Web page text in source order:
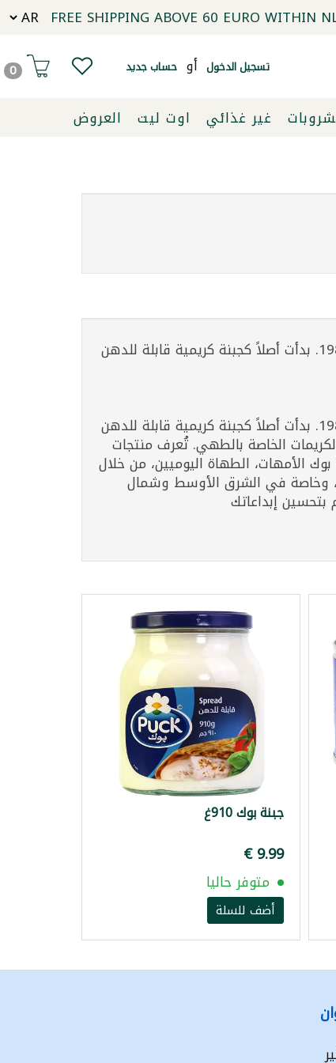
FREE SHIPPING ABOVE 60 EURO WITHIN
تسجيل الدخول أو حساب جديد 0
غير غذائي اوت ليت
العروض
بوك، علامة تجارية بارزة تحت مظلة أرلا فودز، أصبحت اسمًا مألوفًا في الشرق الأوسط منذ إطلاقها في عام 1983. بدأت أصلاً كجبنة كريمية قابلة للدهن
بوك، علامة تجارية بارزة تحت مظلة أرلا فودز، أصبحت اسمًا مألوفًا في الشرق الأوسط منذ إطلاقها في عام 1983. بدأت أصلاً كجبنة كريمية قابلة للدهن
الخاصة بالطهي. تُعرف منتجات
الأمهات، الطهاة اليوميين، من خلال
وخاصة في الشرق الأوسط وشمال
إبداعاتك
جبنة بوك 910غ
متوفر حاليا
أضف للسلة